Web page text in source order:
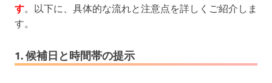
す 。以下に、具体的な流れと注意点を詳しくご紹介しま
す。
1. 候補日と時間帯の提示